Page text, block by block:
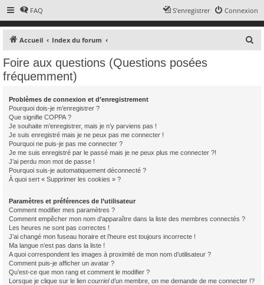
FAQ Connexion
S’enregistrer
Accueil Index du forum
Foire aux questions (Questions posées
fréquemment)
Problèmes de connexion et d’enregistrement
Pourquoi dois-je m’enregistrer ?
Que signifie COPPA ?
Je souhaite m’enregistrer, mais je n’y parviens pas !
Je suis enregistré mais je ne peux pas me connecter !
Pourquoi ne puis-je pas me connecter ?
Je me suis enregistré par le passé mais je ne peux plus me connecter ?!
J’ai perdu mon mot de passe !
Pourquoi suis-je automatiquement déconnecté ?
À quoi sert « Supprimer les cookies » ?
Paramètres et préférences de l’utilisateur
Comment modifier mes paramètres ?
Comment empêcher mon nom d’apparaître dans la liste des membres connectés ?
Les heures ne sont pas correctes !
J’ai changé mon fuseau horaire et l’heure est toujours incorrecte !
Ma langue n’est pas dans la liste !
A quoi correspondent les images à proximité de mon nom d’utilisateur ?
Comment puis-je afficher un avatar ?
Qu’est-ce que mon rang et comment le modifier ?
Lorsque je clique sur le lien courrield’un membre, on me demande de me connecter !?